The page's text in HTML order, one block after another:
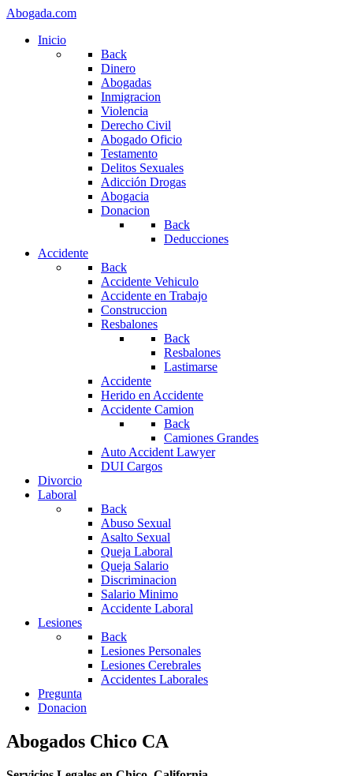
Abogada.com
Inicio
Back
Dinero
Abogadas
Inmigracion
Violencia
Derecho Civil
Abogado Oficio
Testamento
Delitos Sexuales
Adicción Drogas
Abogacia
Donacion
Back
Deducciones
Accidente
Back
Accidente Vehiculo
Accidente en Trabajo
Construccion
Resbalones
Back
Resbalones
Lastimarse
Accidente
Herido en Accidente
Accidente Camion
Back
Camiones Grandes
Auto Accident Lawyer
DUI Cargos
Divorcio
Laboral
Back
Abuso Sexual
Asalto Sexual
Queja Laboral
Queja Salario
Discriminacion
Salario Minimo
Accidente Laboral
Lesiones
Back
Lesiones Personales
Lesiones Cerebrales
Accidentes Laborales
Pregunta
Donacion
Abogados Chico CA